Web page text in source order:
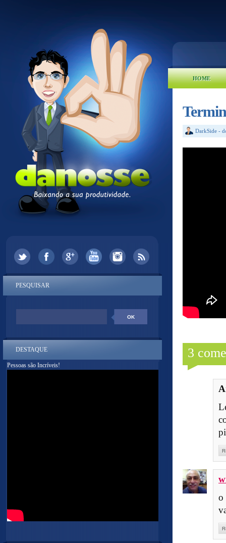
HOME
DarkSide -
3
o
PESQUISAR
DESTAQUE
Pessoas são Incríveis!